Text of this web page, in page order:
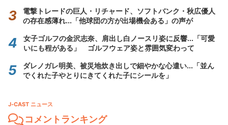
電撃トレードの巨人・リチャード、ソフトバンク・秋広優人
の存在感薄れ...「他球団の方が出場機会ある」の声が
女子ゴルフの金沢志奈、肩出し白ノースリ姿に反響...「可愛
いにも程がある」 ゴルフウェア姿と雰囲気変わって
ダレノガレ明美、被災地炊き出しで細やかな心遣い...「並ん
でくれた子やとりにきてくれた子にシールを」
J-CAST ニュース
コメントランキング